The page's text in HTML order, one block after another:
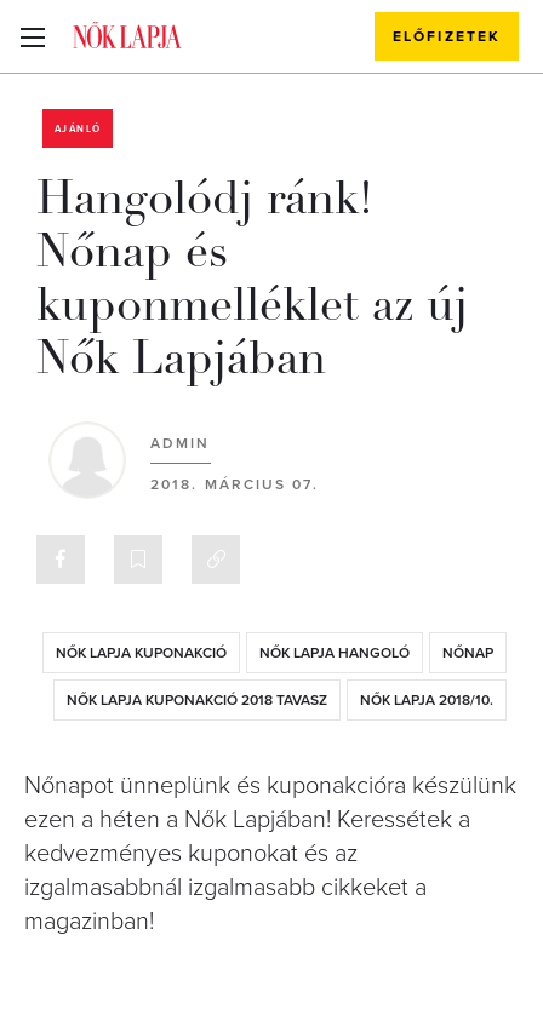
ELŐFIZETEK
AJÁNLÓ
Hangolódj ránk!
Nőnap és
kuponmelléklet az új
Nők Lapjában
ADMIN
2018. MÁRCIUS 07.
NŐK LAPJA KUPONAKCIÓ NŐK LAPJA HANGOLÓ NŐNAP
NŐK LAPJA KUPONAKCIÓ 2018 TAVASZ NŐK LAPJA 2018/10.
Nőnapot ünneplünk és kuponakcióra készülünk
ezen a héten a Nők Lapjában! Keressétek a
kedvezményes kuponokat és az
izgalmasabbnál izgalmasabb cikkeket a
magazinban!